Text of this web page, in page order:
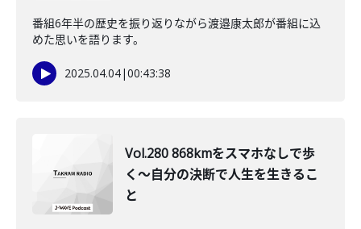
番組6年半の歴史を振り返りながら渡邉康太郎が番組に込
めた思いを語ります。
2025.04.04|00:43:38
Vol.280 868kmをスマホなしで歩
く〜自分の決断で人生を生きるこ
と